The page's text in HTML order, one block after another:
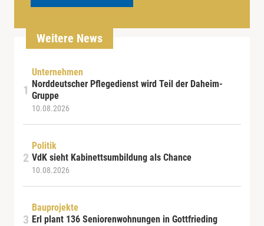
Weitere News
Unternehmen
Norddeutscher Pflegedienst wird Teil der Daheim-
Gruppe
10.08.2026
Politik
VdK sieht Kabinettsumbildung als Chance
10.08.2026
Bauprojekte
Erl plant 136 Seniorenwohnungen in Gottfrieding